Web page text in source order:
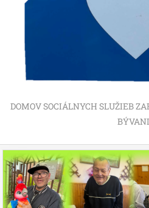
DOMOV SOCIÁLNYCH SLUŽIEB